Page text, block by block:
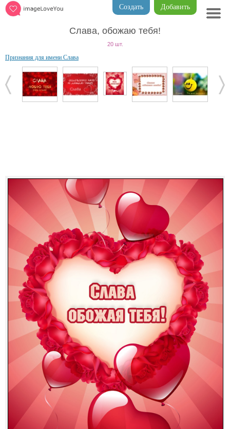
Добавить
Создать
Слава, обожаю тебя!
20 шт.
Признания для имени Слава